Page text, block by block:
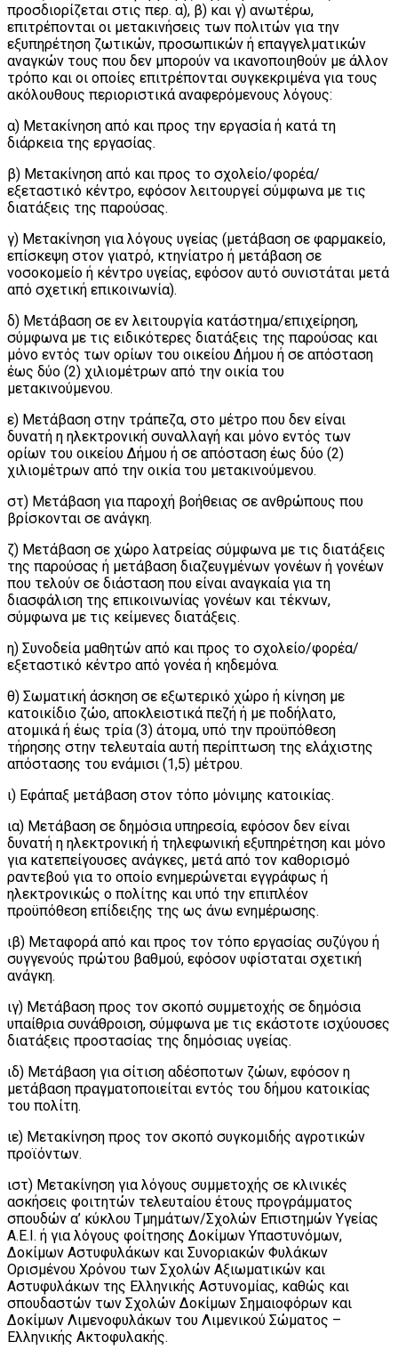
προσδιορίζεται στις περ. α), β) και γ) ανωτέρω,
επιτρέπονται οι μετακινήσεις των πολιτών για την
εξυπηρέτηση ζωτικών, προσωπικών ή επαγγελματικών
αναγκών τους που δεν μπορούν να ικανοποιηθούν με άλλον
τρόπο και οι οποίες επιτρέπονται συγκεκριμένα για τους
ακόλουθους περιοριστικά αναφερόμενους λόγους:
α) Μετακίνηση από και προς την εργασία ή κατά τη
διάρκεια της εργασίας.
β) Μετακίνηση από και προς το σχολείο/φορέα/
εξεταστικό κέντρο, εφόσον λειτουργεί σύμφωνα με τις
διατάξεις της παρούσας.
γ) Μετακίνηση για λόγους υγείας (μετάβαση σε φαρμακείο,
επίσκεψη στον γιατρό, κτηνίατρο ή μετάβαση σε
νοσοκομείο ή κέντρο υγείας, εφόσον αυτό συνιστάται μετά
από σχετική επικοινωνία).
δ) Μετάβαση σε εν λειτουργία κατάστημα/επιχείρηση,
σύμφωνα με τις ειδικότερες διατάξεις της παρούσας και
μόνο εντός των ορίων του οικείου Δήμου ή σε απόσταση
έως δύο (2) χιλιομέτρων από την οικία του
μετακινούμενου.
ε) Μετάβαση στην τράπεζα, στο μέτρο που δεν είναι
δυνατή η ηλεκτρονική συναλλαγή και μόνο εντός των
ορίων του οικείου Δήμου ή σε απόσταση έως δύο (2)
χιλιομέτρων από την οικία του μετακινούμενου.
στ) Μετάβαση για παροχή βοήθειας σε ανθρώπους που
βρίσκονται σε ανάγκη.
ζ) Μετάβαση σε χώρο λατρείας σύμφωνα με τις διατάξεις
της παρούσας ή μετάβαση διαζευγμένων γονέων ή γονέων
που τελούν σε διάσταση που είναι αναγκαία για τη
διασφάλιση της επικοινωνίας γονέων και τέκνων,
σύμφωνα με τις κείμενες διατάξεις.
η) Συνοδεία μαθητών από και προς το σχολείο/φορέα/
εξεταστικό κέντρο από γονέα ή κηδεμόνα.
θ) Σωματική άσκηση σε εξωτερικό χώρο ή κίνηση με
κατοικίδιο ζώο, αποκλειστικά πεζή ή με ποδήλατο,
ατομικά ή έως τρία (3) άτομα, υπό την προϋπόθεση
τήρησης στην τελευταία αυτή περίπτωση της ελάχιστης
απόστασης του ενάμισι (1,5) μέτρου.
ι) Εφάπαξ μετάβαση στον τόπο μόνιμης κατοικίας.
ια) Μετάβαση σε δημόσια υπηρεσία, εφόσον δεν είναι
δυνατή η ηλεκτρονική ή τηλεφωνική εξυπηρέτηση και μόνο
για κατεπείγουσες ανάγκες, μετά από τον καθορισμό
ραντεβού για το οποίο ενημερώνεται εγγράφως ή
ηλεκτρονικώς ο πολίτης και υπό την επιπλέον
προϋπόθεση επίδειξης της ως άνω ενημέρωσης.
ιβ) Μεταφορά από και προς τον τόπο εργασίας συζύγου ή
συγγενούς πρώτου βαθμού, εφόσον υφίσταται σχετική
ανάγκη.
ιγ) Μετάβαση προς τον σκοπό συμμετοχής σε δημόσια
υπαίθρια συνάθροιση, σύμφωνα με τις εκάστοτε ισχύουσες
διατάξεις προστασίας της δημόσιας υγείας.
ιδ) Μετάβαση για σίτιση αδέσποτων ζώων, εφόσον η
μετάβαση πραγματοποιείται εντός του δήμου κατοικίας
του πολίτη.
ιε) Μετακίνηση προς τον σκοπό συγκομιδής αγροτικών
προϊόντων.
ιστ) Μετακίνηση για λόγους συμμετοχής σε κλινικές
ασκήσεις φοιτητών τελευταίου έτους προγράμματος
σπουδών α’ κύκλου Τμημάτων/Σχολών Επιστημών Υγείας
Α.Ε.Ι. ή για λόγους φοίτησης Δοκίμων Υπαστυνόμων,
Δοκίμων Αστυφυλάκων και Συνοριακών Φυλάκων
Ορισμένου Χρόνου των Σχολών Αξιωματικών και
Αστυφυλάκων της Ελληνικής Αστυνομίας, καθώς και
σπουδαστών των Σχολών Δοκίμων Σημαιοφόρων και
Δοκίμων Λιμενοφυλάκων του Λιμενικού Σώματος –
Ελληνικής Ακτοφυλακής.